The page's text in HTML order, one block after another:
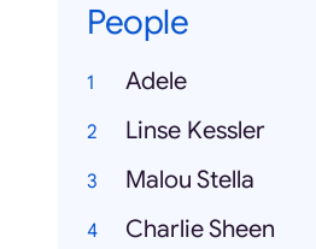
People
Adele
Linse Kessler
Malou Stella
Charlie Sheen